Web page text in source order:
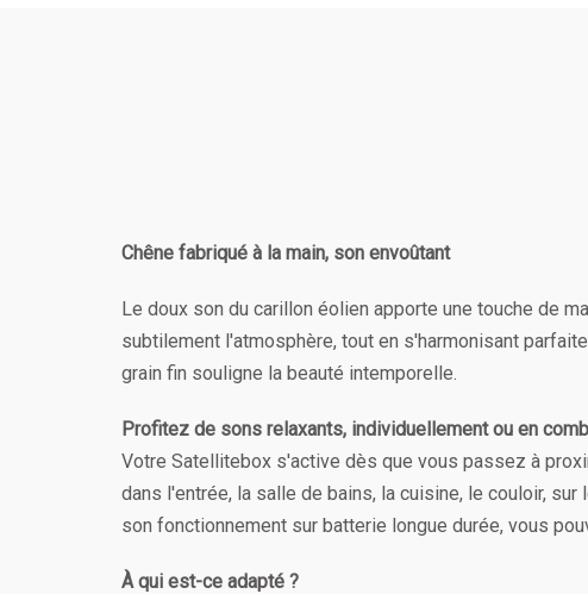
Chêne fabriqué à la main, son envoûtant
Le doux son du carillon éolien apporte une touche de
subtilement l'atmosphère, tout en s'harmonisant
grain fin souligne la beauté intemporelle.
Profitez de sons relaxants, individuellement ou en
Votre Satellitebox s'active dès que vous passez à
dans l'entrée, la salle de bains, la cuisine, le couloir,
son fonctionnement sur batterie longue durée, vous
À qui est-ce adapté ?